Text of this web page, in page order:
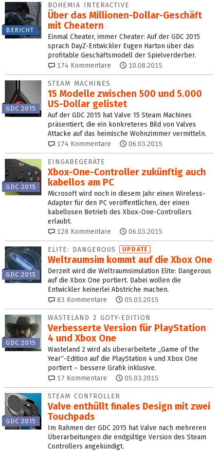
BERICHT
BOHEMIA INTERACTIVE
Über das Millionen-Dollar-Geschäft
mit Cheatern
Einmal Cheater, immer Cheater: Auf der GDC 2015
sprach DayZ-Entwickler Eugen Harton über das
profitable Geschäftsmodell der Spielverderber.
174 Kommentare 10.08.2015
GDC 2015
STEAM MACHINES
15 Modelle zwischen 500 und 5.000
US-Dollar gelistet
Auf der GDC 2015 hat Valve 15 Steam Machines
präsentiert, die ein konkreteres Bild von Valves
Attacke auf das heimische Wohnzimmer vermitteln.
174 Kommentare 06.03.2015
GDC 2015
EINGABEGERÄTE
Xbox-One-Controller zukünftig auch
kabellos am PC
Microsoft wird noch in diesem Jahr einen Wireless-
Adapter für den PC veröffentlichen, der einen
kabellosen Betrieb des Xbox-One-Controllers
erlaubt.
128 Kommentare 06.03.2015
GDC 2015
ELITE: DANGEROUS UPDATE
Weltraumsim kommt auf die Xbox One
Derzeit wird die Weltraumsimulation Elite: Dangerous
auf die Xbox One portiert. Dabei wollen die
Entwickler keinerlei Abstriche machen.
83 Kommentare 05.03.2015
GDC 2015
WASTELAND 2 GOTY-EDITION
Verbesserte Version für PlayStation
4 und Xbox One
Wasteland 2 wird als überarbeitete „Game of the
Year“-Edition auf die PlayStation 4 und Xbox One
portiert – bessere Grafik inklusive.
17 Kommentare 05.03.2015
GDC 2015
STEAM CONTROLLER
Valve enthüllt finales Design mit zwei
Touchpads
Im Rahmen der GDC 2015 hat Valve nach mehreren
Überarbeitungen die endgültige Version des Steam
Controllers angekündigt.